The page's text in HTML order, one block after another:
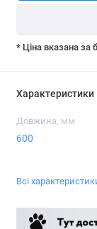
* Ціна вказана за
Характеристики
Довжина, мм
600
Всі